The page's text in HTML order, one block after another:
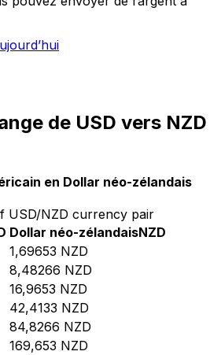
de USD vers NZD
en Dollar néo-zélandais
USD/NZD currency pair
Dollar néo-zélandaisNZD
1,69653 NZD
8,48266 NZD
16,9653 NZD
42,4133 NZD
84,8266 NZD
169,653 NZD